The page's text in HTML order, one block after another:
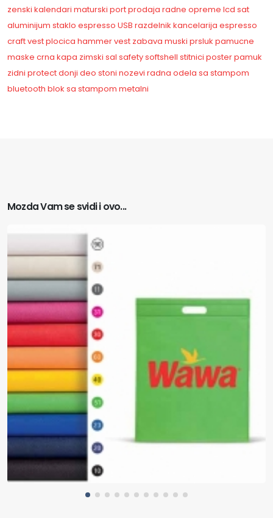
zenski kalendari maturski portprodaja radne opreme lcd sat
aluminijum staklo espresso USB razdelnik kancelarija espresso
craft vestplocica hammer vest zabava muski prsluk pamucne
maske crna kapa zimski sal safetysoftshell stitnici posterpamuk
zidni protectdonji deo stoni nozevi radna odela sa stampom
bluetooth blok sa stampom metalni
Mozda Vam se svidi i ovo...